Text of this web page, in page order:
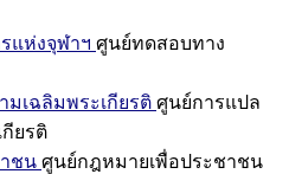
แห่งจุฬาฯ ศูนย์ทดสอบทาง
เฉลิมพระเกียรติ ศูนย์การแปล
ยรติ
ชน ศูนย์กฎหมายเพื่อประชาชน